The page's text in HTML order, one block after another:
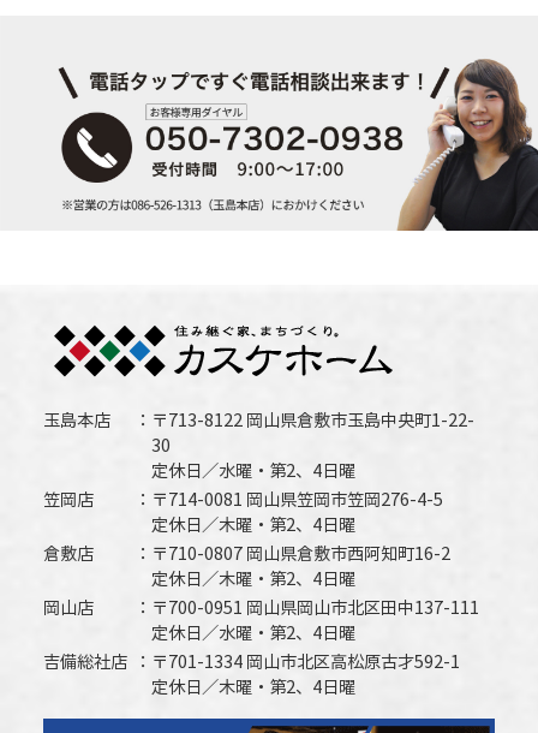
玉島本店
〒713-8122 岡山県倉敷市玉島中央町1-22-
30
定休日／水曜・第2、4日曜
笠岡店
〒714-0081 岡山県笠岡市笠岡276-4-5
定休日／木曜・第2、4日曜
倉敷店
〒710-0807 岡山県倉敷市西阿知町16-2
定休日／木曜・第2、4日曜
岡山店
〒700-0951 岡山県岡山市北区田中137-111
定休日／水曜・第2、4日曜
吉備総社店
〒701-1334 岡山市北区高松原古才592-1
定休日／木曜・第2、4日曜